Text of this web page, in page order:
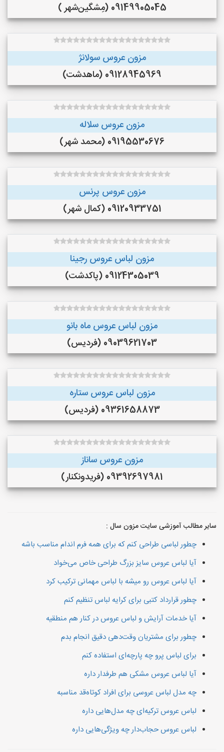
09149905045 (مِشگین‌شهر )
مزون عروس سولانژ
09128945969 (ماهدشت)
مزون عروس سلاله
09195530676 (محمد شهر)
مزون عروس پرنس
09120933751 (کمال شهر)
مزون لباس عروس رجینا
09124305039 (پاکدشت)
مزون لباس عروس ماه بانو
09039621703 (فردیس)
مزون لباس عروس ستاره
09361658873 (فردیس)
مزون عروس ساناز
09392697981 (فريدونكنار)
سایر مطالب آموزشی سایت مزون سال :
چطور لباسی طراحی کنم که برای همه فرم اندام مناسب باشه
آیا لباس عروس سایز بزرگ طراحی خاص می‌خواد
آیا لباس عروس رو میشه با لباس مهمانی ترکیب کرد
چطور قرارداد کتبی برای کرایه لباس تنظیم کنم
آیا خدمات آرایش و لباس عروس در کنار هم منطقیه
چطور برای مشتریان وقت‌دهی دقیق انجام بدم
برای لباس پرو چه پارچه‌ای استفاده کنم
آیا لباس عروس مشکی هم طرفدار داره
چه مدل لباس عروسی برای افراد کوتاه‌قد مناسبه
لباس عروس ترکیه‌ای چه مدل‌هایی داره
لباس عروس حجاب‌دار چه ویژگی‌هایی داره